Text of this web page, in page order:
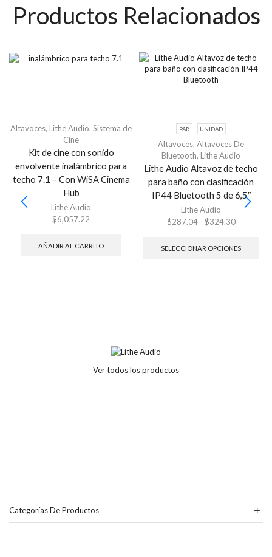
Productos Relacionados
Altavoces, Lithe Audio, Sistema de
Cine
Kit de cine con sonido
envolvente inalámbrico para
techo 7.1 – Con WiSA Cinema
Hub
Lithe Audio
$6,057.22
AÑADIR AL CARRITO
PAR UNIDAD
Altavoces, Altavoces De
Bluetooth, Lithe Audio
Lithe Audio Altavoz de techo
para baño con clasificación
IP44 Bluetooth 5 de 6,5″
Lithe Audio
$287.04 - $324.30
SELECCIONAR OPCIONES
Ver todos los productos
Categorías De Productos